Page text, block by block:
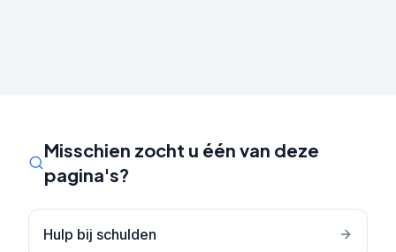
Misschien zocht u één van deze
pagina's?
Hulp bij schulden